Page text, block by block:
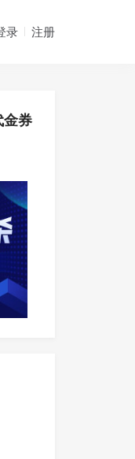
录 注册
金券